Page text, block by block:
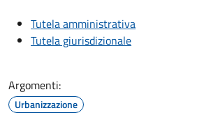
Tutela amministrativa
Tutela giurisdizionale
Argomenti:
Urbanizzazione